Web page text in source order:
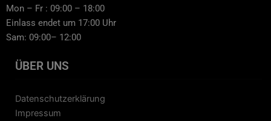
Mon – Fr : 09:00 – 18:00
Einlass endet um 17:00 Uhr
Sam: 09:00– 12:00
ÜBER UNS
Datenschutzerklärung
Impressum